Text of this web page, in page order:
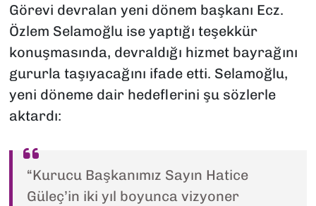
Görevi devralan yeni dönem başkanı Ecz.
Özlem Selamoğlu ise yaptığı teşekkür
konuşmasında, devraldığı hizmet bayrağını
gururla taşıyacağını ifade etti. Selamoğlu,
yeni döneme dair hedeflerini şu sözlerle
aktardı:
“Kurucu Başkanımız Sayın Hatice
Güleç’in iki yıl boyunca vizyoner